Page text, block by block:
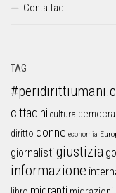
Contattaci
TAG
cittadini cultura
diritto donne economia
giornalistigiustizia
informazione